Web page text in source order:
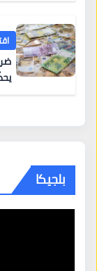
بلجيكا